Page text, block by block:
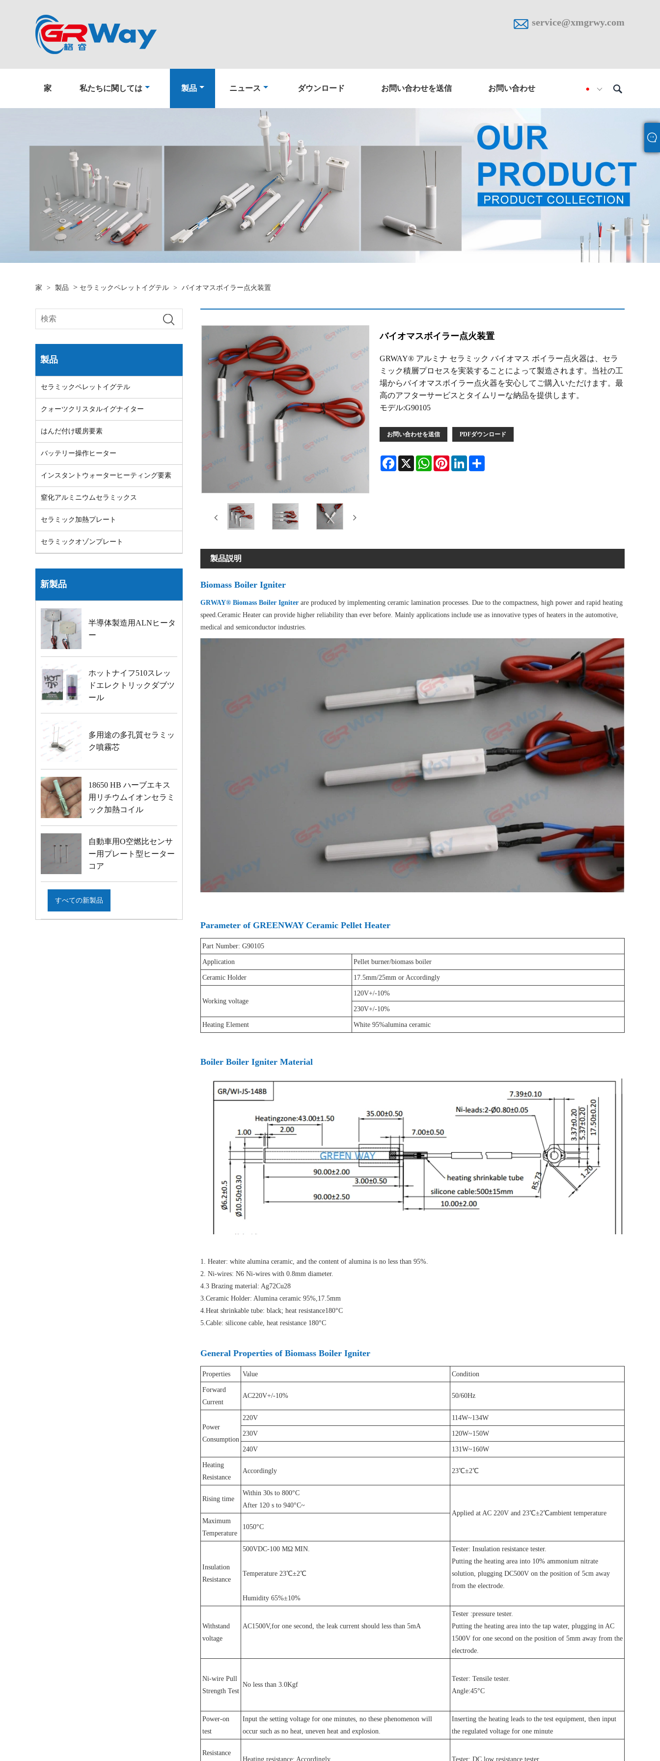
 service@xmgrwy.com
 
家 私たちに関しては 製品 ニュース ダウンロード お問い合わせを送信 お問い合わせ
家 > 製品 > セラミックペレットイグテル > バイオマスボイラー点火装置
製品
セラミックペレットイグテル
クォーツクリスタルイグナイター
はんだ付け暖房要素
バッテリー操作ヒーター
インスタントウォーターヒーティング要素
窒化アルミニウムセラミックス
セラミック加熱プレート
セラミックオゾンプレート
新製品
半導体製造用ALNヒータ
ー
ホットナイフ510スレッ
ドエレクトリックダブツ
ール
多用途の多孔質セラミッ
ク噴霧芯
18650 HB ハーブエキス
用リチウムイオンセラミ
ック加熱コイル
自動車用O空燃比センサ
ー用プレート型ヒーター
コア
すべての新製品
バイオマスボイラー点火装置
GRWAY® アルミナ セラミック バイオマス ボイラー点火器は、セラ
ミック積層プロセスを実装することによって製造されます。当社の工
場からバイオマスボイラー点火器を安心してご購入いただけます。最
高のアフターサービスとタイムリーな納品を提供します。
モデル:G90105
お問い合わせを送信 PDFダウンロード
Facebook
X WhatsAppPinterestLinkedInShare
製品説明
Biomass Boiler Igniter
GRWAY® Biomass Boiler Igniter are produced by implementing ceramic lamination processes. Due to the compactness, high power and rapid heating
speed.Ceramic Heater can provide higher reliability than ever before. Mainly applications include use as innovative types of heaters in the automotive,
medical and semiconductor industries.
Parameter of GREENWAY Ceramic Pellet Heater
Part Number: G90105
Application Pellet burner/biomass boiler
Ceramic Holder 17.5mm/25mm or Accordingly
Working voltage
120V+/-10%
230V+/-10%
Heating Element White 95%alumina ceramic
Boiler Boiler Igniter Material
1. Heater: white alumina ceramic, and the content of alumina is no less than 95%.
2. Ni-wires: N6 Ni-wires with 0.8mm diameter.
4.3 Brazing material: Ag72Cu28
3.Ceramic Holder: Alumina ceramic 95%,17.5mm
4.Heat shrinkable tube: black; heat resistance180°C
5.Cable: silicone cable, heat resistance 180°C
General Properties of Biomass Boiler Igniter
Properties Value Condition
Forward
Current
AC220V+/-10% 50/60Hz
Power
Consumption
220V 114W~134W
230V 120W~150W
240V 131W~160W
Heating
Resistance
Accordingly 23℃±2℃
Rising time
Within 30s to 800°C
After 120 s to 940°C~
Applied at AC 220V and 23℃±2℃ambient temperature
Maximum
Temperature
1050°C
Insulation
Resistance
500VDC-100 MΩ MIN.
Temperature 23℃±2℃
Humidity 65%±10%
Tester: Insulation resistance tester.
Putting the heating area into 10% ammonium nitrate
solution, plugging DC500V on the position of 5cm away
from the electrode.
Withstand
voltage
AC1500V,for one second, the leak current should less than 5mA
Tester :pressure tester.
Putting the heating area into the tap water, plugging in AC
1500V for one second on the position of 5mm away from the
electrode.
Ni-wire Pull
Strength Test
No less than 3.0Kgf
Tester: Tensile tester.
Angle:45°C
Power-on
test
Input the setting voltage for one minutes, no these phenomenon will
occur such as no heat, uneven heat and explosion.
Inserting the heating leads to the test equipment, then input
the regulated voltage for one minute
Resistance
Heating resistance: Accordingly
Tester: DC low resistance tester